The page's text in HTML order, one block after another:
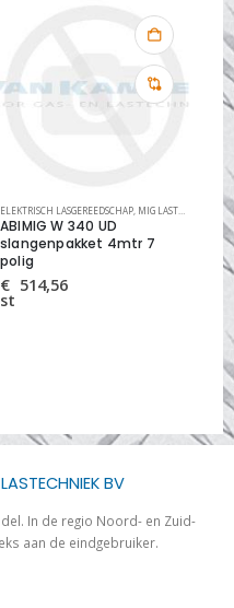
ELEKTRISCH LASGEREEDSCHAP, MIG LASTOORTS ABIMIG WATERGEKOELDE
ABIMIG W 340 UD
slangenpakket 4mtr 7
polig
€ 514,56
st
BV
In de regio Noord- en Zuid-
aan de eindgebruiker.